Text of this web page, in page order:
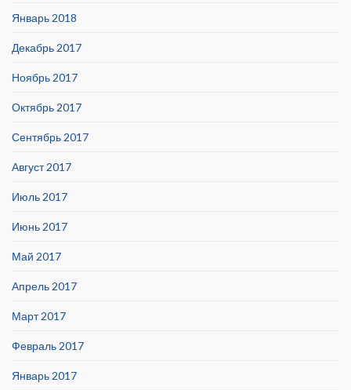
Январь 2018
Декабрь 2017
Ноябрь 2017
Октябрь 2017
Сентябрь 2017
Август 2017
Июль 2017
Июнь 2017
Май 2017
Апрель 2017
Март 2017
Февраль 2017
Январь 2017